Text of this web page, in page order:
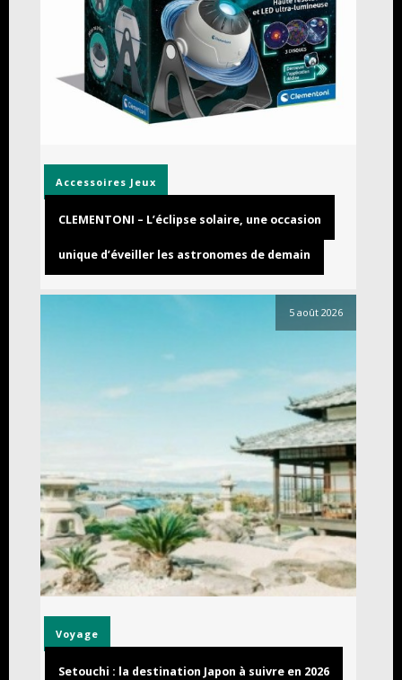
Accessoires Jeux
CLEMENTONI – L’éclipse solaire, une occasion
unique d’éveiller les astronomes de demain
5 août 2026
Voyage
Setouchi : la destination Japon à suivre en 2026